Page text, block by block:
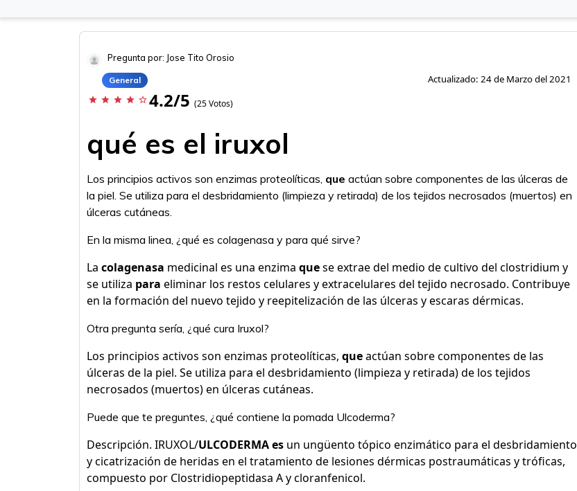
Pregunta por: Jose Tito Orosio
General Actualizado: 24 de Marzo del 2021
star star star star star_border 4.2/5 (25 Votos)
qué es el iruxol
Los principios activos son enzimas proteolíticas, que actúan sobre componentes de las úlceras de
la piel. Se utiliza para el desbridamiento (limpieza y retirada) de los tejidos necrosados (muertos) en
úlceras cutáneas.
En la misma linea, ¿qué es colagenasa y para qué sirve?
La colagenasa medicinal es una enzima quese extrae del medio de cultivo del clostridium y
se utiliza para eliminar los restos celulares y extracelulares del tejido necrosado. Contribuye
en la formación del nuevo tejido y reepitelización de las úlceras y escaras dérmicas.
Otra pregunta sería, ¿qué cura Iruxol?
Los principios activos son enzimas proteolíticas, queactúan sobre componentes de las
úlceras de la piel. Se utiliza para el desbridamiento (limpieza y retirada) de los tejidos
necrosados (muertos) en úlceras cutáneas.
Puede que te preguntes, ¿qué contiene la pomada Ulcoderma?
Descripción. IRUXOL/ULCODERMA es un ungüento tópico enzimático para el desbridamiento
y cicatrización de heridas en el tratamiento de lesiones dérmicas postraumáticas y tróficas,
compuesto por Clostridiopeptidasa A y cloranfenicol.